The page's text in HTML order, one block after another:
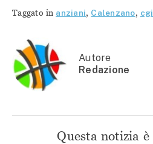
Twitter
(Si
finestra)
(Si
apre
Taggato in anziani, Calenzano,
Autore
Redazione
Questa notizia